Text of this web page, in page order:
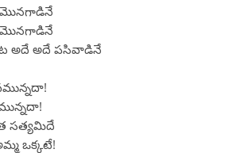
మొనగాడినే
మొనగాడినే
అదే అదే పసివాడినే
సత్యమిదే
ఒక్కటే!